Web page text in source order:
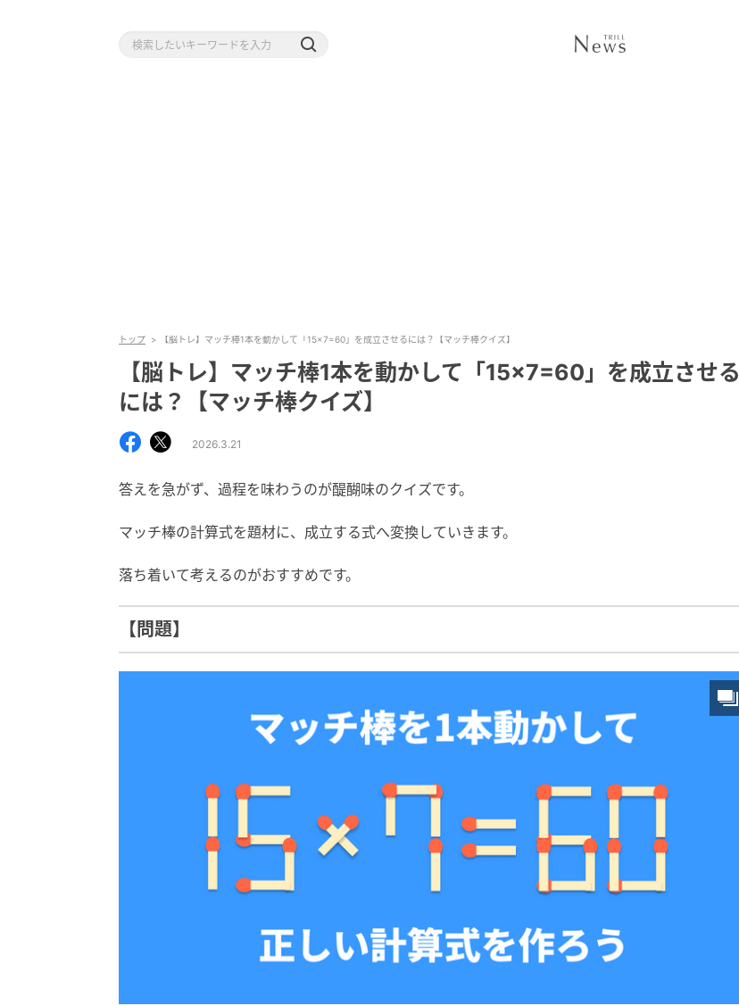
トップ 【脳トレ】マッチ棒1本を動かして「15×7=60」を成立させるには？【マッチ棒クイズ】
【脳トレ】マッチ棒1本を動かして「15×7=60」を成立させる
には？【マッチ棒クイズ】
2026.3.21
答えを急がず、過程を味わうのが醍醐味のクイズです。
マッチ棒の計算式を題材に、成立する式へ変換していきます。
落ち着いて考えるのがおすすめです。
【問題】